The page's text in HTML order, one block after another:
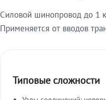
Силовой шинопровод до 1
Применяется от вводов
Типовые сложности